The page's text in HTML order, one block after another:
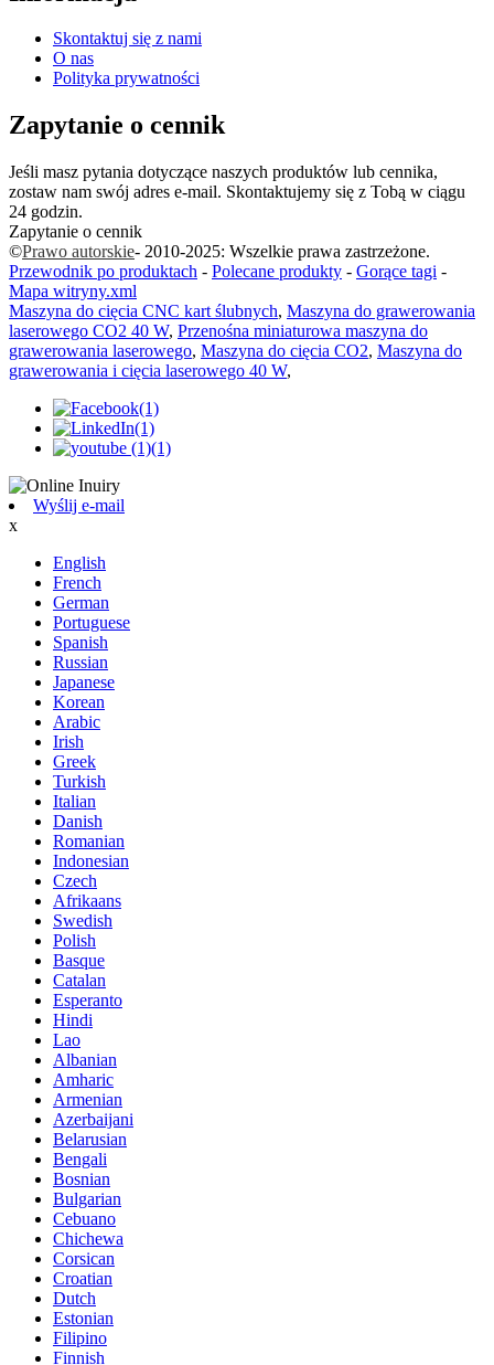
Skontaktuj się z nami
O nas
Polityka prywatności
Zapytanie o cennik
Jeśli masz pytania dotyczące naszych produktów lub cennika,
zostaw nam swój adres e-mail. Skontaktujemy się z Tobą w ciągu
24 godzin.
Zapytanie o cennik
©Prawo autorskie- 2010-2025: Wszelkie prawa zastrzeżone.
Przewodnik po produktach - Polecane produkty - Gorące tagi -
Mapa witryny.xml
Maszyna do cięcia CNC kart ślubnych, Maszyna do grawerowania
laserowego CO2 40 W, Przenośna miniaturowa maszyna do
grawerowania laserowego, Maszyna do cięcia CO2, Maszyna do
grawerowania i cięcia laserowego 40 W,
Wyślij e-mail
x
English
French
German
Portuguese
Spanish
Russian
Japanese
Korean
Arabic
Irish
Greek
Turkish
Italian
Danish
Romanian
Indonesian
Czech
Afrikaans
Swedish
Polish
Basque
Catalan
Esperanto
Hindi
Lao
Albanian
Amharic
Armenian
Azerbaijani
Belarusian
Bengali
Bosnian
Bulgarian
Cebuano
Chichewa
Corsican
Croatian
Dutch
Estonian
Filipino
Finnish